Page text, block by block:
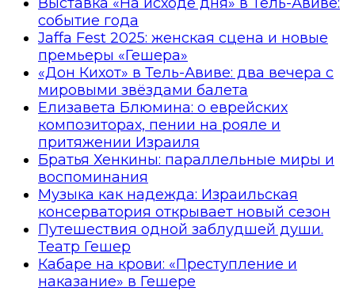
событие года
Jaffa Fest 2025: женская сцена и новые
премьеры «Гешера»
«Дон Кихот» в Тель-Авиве: два вечера с
мировыми звёздами балета
Елизавета Блюмина: о еврейских
композиторах, пении на рояле и
притяжении Израиля
Братья Хенкины: параллельные миры и
воспоминания
Музыка как надежда: Израильская
консерватория открывает новый сезон
Путешествия одной заблудшей души.
Театр Гешер
Кабаре на крови: «Преступление и
наказание» в Гешере